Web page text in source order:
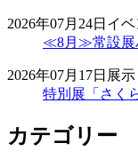
2026年07月24日 イベ
≪8月≫常設展
2026年07月17日 展示
特別展「さく
カテゴリー